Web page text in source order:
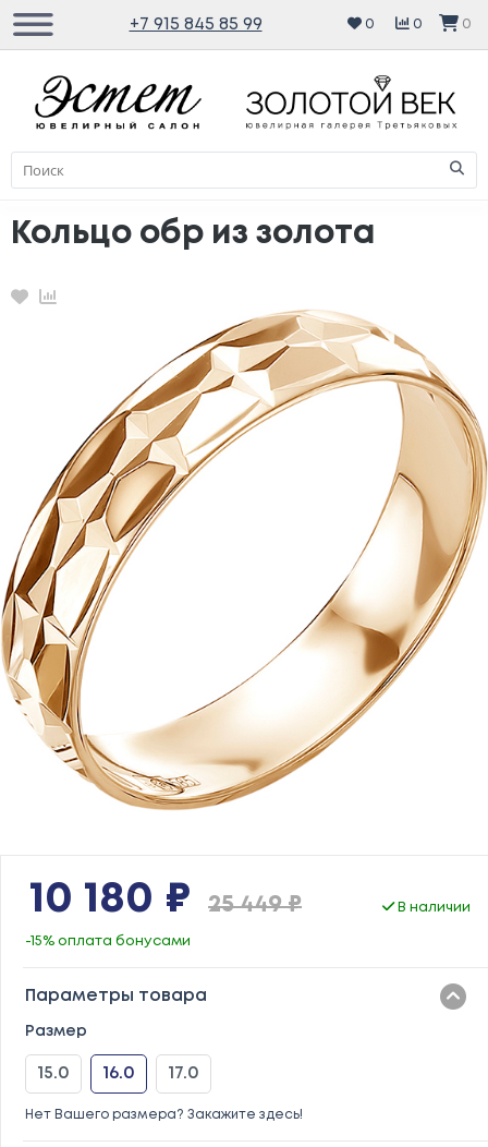
+7 915 845 85 99 0 0 0
Кольцо обр из золота
Избранное
Сравнение
10 180 ₽ 25 449 ₽ В наличии
-15% оплата бонусами
Параметры товара
Размер
15.0 16.0 17.0
Нет Вашего размера? Закажите здесь!